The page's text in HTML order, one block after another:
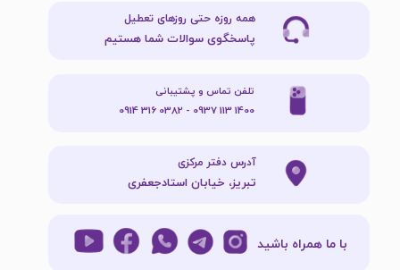
با ما همراه باشید
همه روزه حتی روزهای تعطیل
پاسخگوی سوالات شما هستیم
آدرس دفتر مرکزی
تبریز، خیابان استادجعفری
تلفن تماس و پشتیبانی
1400 113 0937 - 0382 316 0914